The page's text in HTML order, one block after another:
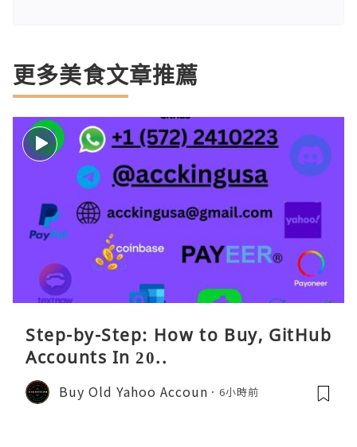
更多美食文章推薦
Step-by-Step: How to Buy, GitHub
Accounts In 20..
Buy Old Yahoo Accoun 6小時前